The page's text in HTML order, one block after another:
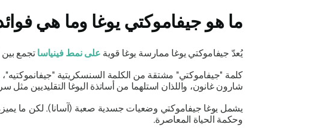
ما هو جيفاموكتي يوغا وما هي
يُعدّ جيفاموكتي يوغا ممارسة يوغا قوية على نمط فينياسا تجمع بين
كلمة "جيفاموكتي" مشتقة من الكلمة السنسكريتية"جيفانموكتيه"،
شارون غانون، واللذان استلهما من أساتذة اليوغا التقليديين
يشمل يوغا جيفاموكتي وضعيات جسدية صعبة (آسانا). لكن ما
وحكمة الحياة المعاصرة.